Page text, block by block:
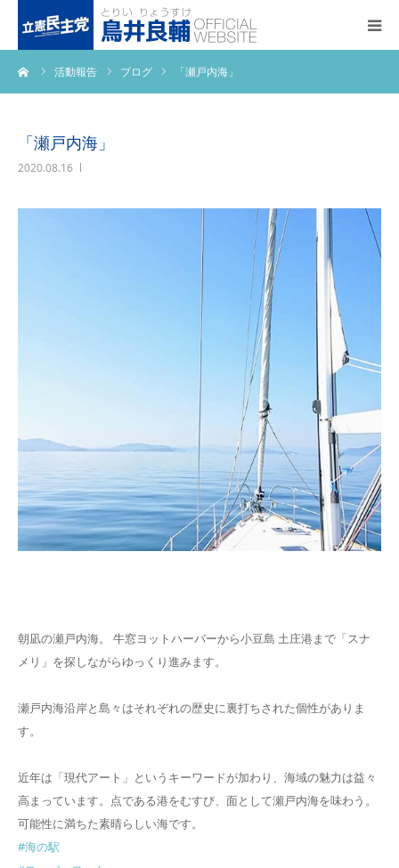
活動報告 ブログ 「瀬戸内海」
「瀬戸内海」
2020.08.16
朝凪の瀬戸内海。 牛窓ヨットハーバーから小豆島 土庄港まで「スナ
メリ」を探しながらゆっくり進みます。
瀬戸内海沿岸と島々はそれぞれの歴史に裏打ちされた個性がありま
す。
近年は「現代アート」というキーワードが加わり、海域の魅力は益々
高まっています。点である港をむすび、面として瀬戸内海を味わう。
可能性に満ちた素晴らしい海です。
#海の駅
トップページ
プロフィール